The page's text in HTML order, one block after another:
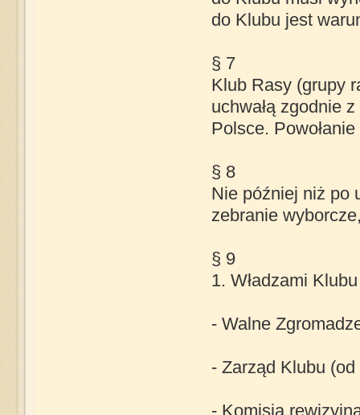
do Klubu jest
§ 7
Klub Rasy (grupy
uchwałą zgodnie
Polsce.
§ 8
Nie później niż po
zebranie
§ 9
1. Władzami
- Walne
- Zarząd Klubu (od
- Komisja